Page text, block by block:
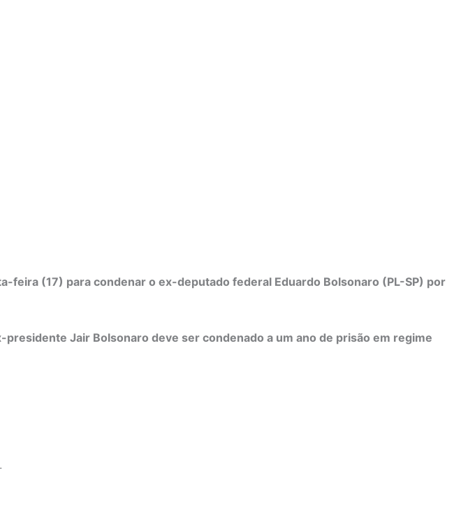
feira (17) para condenar o ex-deputado federal Eduardo Bolsonaro (PL-SP) por
Jair Bolsonaro deve ser condenado a um ano de prisão em regime